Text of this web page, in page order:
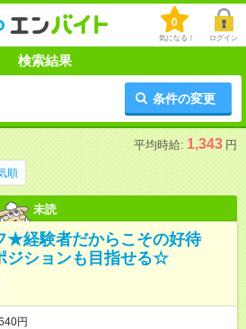
0
気になる！ ログイン
検索結果
条件の変更
平均時給: 1,343 円
順
未読
★経験者だからこその好待
ジションも目指せる☆
円